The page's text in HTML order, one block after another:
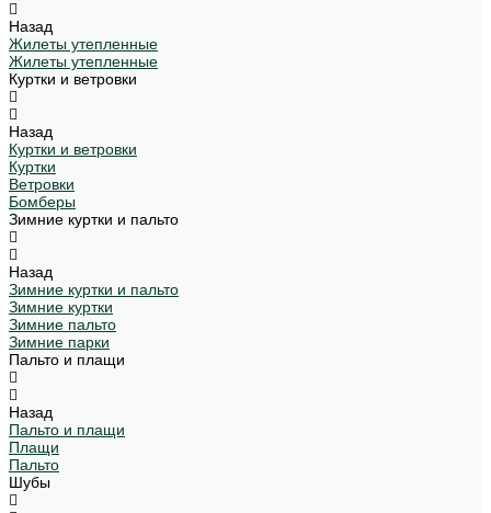
Назад
Жилеты утепленные
Жилеты утепленные
Куртки и ветровки
Назад
Куртки и ветровки
Куртки
Ветровки
Бомберы
Зимние куртки и пальто
Назад
Зимние куртки и пальто
Зимние куртки
Зимние пальто
Зимние парки
Пальто и плащи
Назад
Пальто и плащи
Плащи
Пальто
Шубы